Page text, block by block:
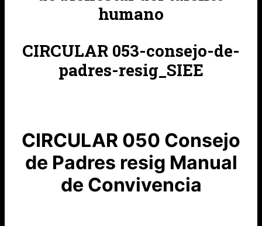
humano
CIRCULAR 053-consejo-de-
padres-resig_SIEE
CIRCULAR 050 Consejo
de Padres resig Manual
de Convivencia